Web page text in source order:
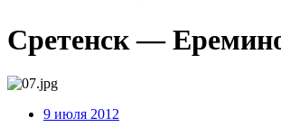
Сретенск —
9 июля 2012